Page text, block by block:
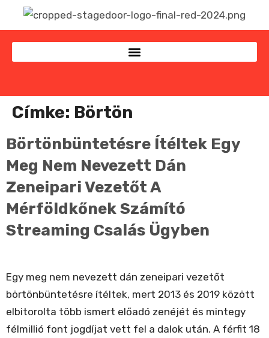
Címke: Börtön
Börtönbüntetésre Ítéltek Egy
Meg Nem Nevezett Dán
Zeneipari Vezetőt A
Mérföldkőnek Számító
Streaming Csalás Ügyben
Egy meg nem nevezett dán zeneipari vezetőt
börtönbüntetésre ítéltek, mert 2013 és 2019 között
elbitorolta több ismert előadó zenéjét és mintegy
félmillió font jogdíjat vett fel a dalok után. A férfit 18